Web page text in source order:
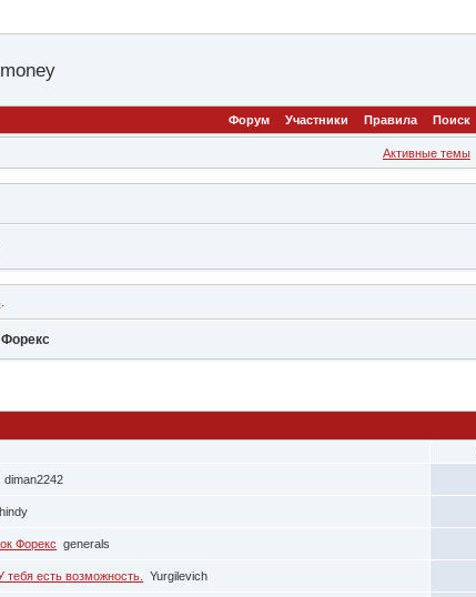
Форум Участники Правила Поиск
Активные темы
.
Форекс
diman2242
Форекс generals
есть возможность. Yurgilevich